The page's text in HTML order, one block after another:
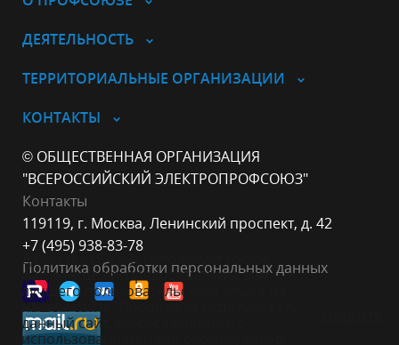
ДЕЯТЕЛЬНОСТЬ
ТЕРРИТОРИАЛЬНЫЕ ОРГАНИЗАЦИИ
КОНТАКТЫ
© ОБЩЕСТВЕННАЯ ОРГАНИЗАЦИЯ
"ВСЕРОССИЙСКИЙ ЭЛЕКТРОПРОФСОЮЗ"
Контакты
119119, г. Москва, Ленинский проспект, д. 42
+7 (495) 938-83-78
Политика обработки персональных данных
Данный веб-сайт использует cookie-
файлы в целях предоставления вам
лучшего пользовательского опыта на
нашем сайте. Продолжая использовать
данный сайт, вы соглашаетесь с
использованием нами cookie-файлов.